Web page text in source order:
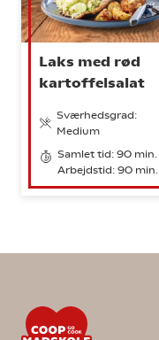
Laks med rød
kartoffelsalat
Sværhedsgrad:
Medium
Samlet tid: 90 min.
Arbejdstid: 90 min.